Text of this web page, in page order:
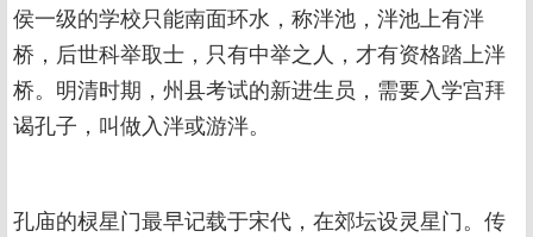
侯一级的学校只能南面环水，称泮池，泮池上有泮
桥，后世科举取士，只有中举之人，才有资格踏上泮
桥。明清时期，州县考试的新进生员，需要入学宫拜
谒孔子，叫做入泮或游泮。
孔庙的棂星门最早记载于宋代，在郊坛设灵星门。传